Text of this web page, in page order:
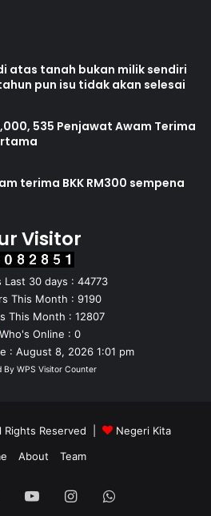
atas tanah bukan milik sendiri
pun isu tidak akan selesai
535 Penjawat Awam Terima
terima BKK RM300 sempena
Visitor
Last 30 days : 44773
This Month : 9190
This Month : 12807
Who's Online : 0
: August 8, 2026 1:01 pm
By WPS Visitor Counter
Rights Reserved |
Negeri Kita
About Team
YouTubeInstagramWhatsApp